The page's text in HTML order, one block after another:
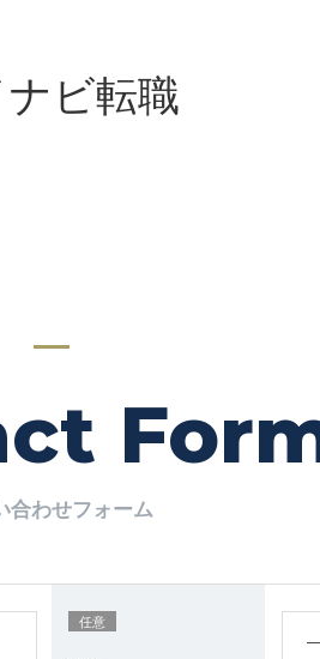
ビ転職
合わせフォーム
任意